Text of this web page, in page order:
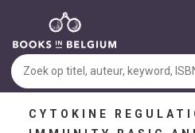
CYTOKINE